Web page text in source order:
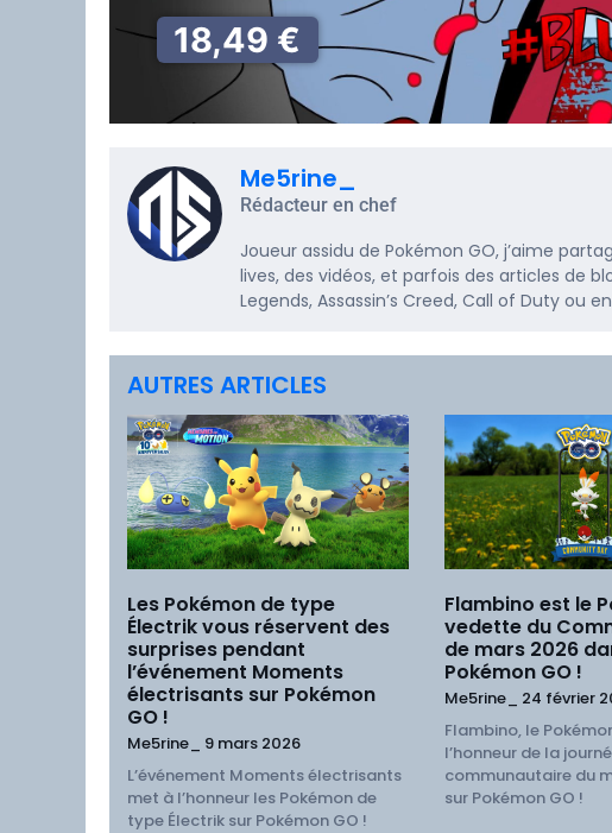
18,49 €
Me5rine_
Rédacteur en chef
Joueur assidu de Pokémon GO, j’aime
lives, des vidéos, et parfois des articles de
Legends, Assassin’s Creed, Call of Duty ou
AUTRES ARTICLES
Les Pokémon de type
Électrik vous réservent des
surprises pendant
l’événement Moments
électrisants sur Pokémon
GO !
Me5rine_ 9 mars 2026
L’événement Moments électrisants
met à l’honneur les Pokémon de
type Électrik sur Pokémon GO !
Flambino est le
vedette du
de mars 2026
Pokémon GO !
Me5rine_ 24 février
Flambino, le
l’honneur de la
communautaire du
sur Pokémon GO !